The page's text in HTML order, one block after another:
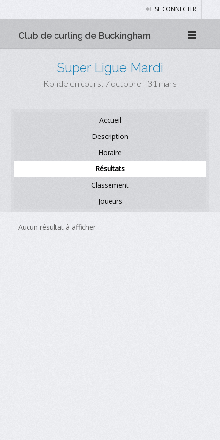
SE CONNECTER
Club de curling de Buckingham
Super Ligue Mardi
Ronde en cours: 7 octobre - 31 mars
Accueil
Description
Horaire
Résultats
Classement
Joueurs
Aucun résultat à afficher